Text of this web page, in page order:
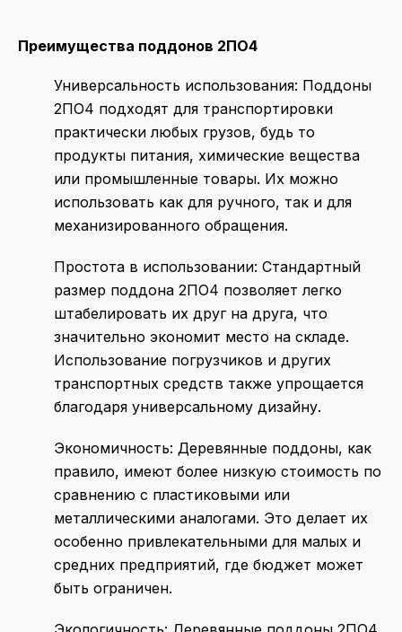
Преимущества поддонов 2ПО4
Универсальность использования: Поддоны
2ПО4 подходят для транспортировки
практически любых грузов, будь то
продукты питания, химические вещества
или промышленные товары. Их можно
использовать как для ручного, так и для
механизированного обращения.
Простота в использовании: Стандартный
размер поддона 2ПО4 позволяет легко
штабелировать их друг на друга, что
значительно экономит место на складе.
Использование погрузчиков и других
транспортных средств также упрощается
благодаря универсальному дизайну.
Экономичность: Деревянные поддоны, как
правило, имеют более низкую стоимость по
сравнению с пластиковыми или
металлическими аналогами. Это делает их
особенно привлекательными для малых и
средних предприятий, где бюджет может
быть ограничен.